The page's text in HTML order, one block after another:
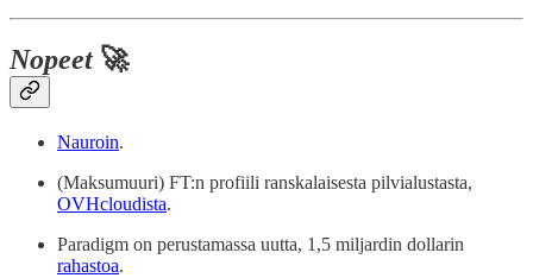
Nopeet🚀
Nauroin.
(Maksumuuri) FT:n profiili ranskalaisesta pilvialustasta,
OVHcloudista.
Paradigm on perustamassa uutta, 1,5 miljardin dollarin
rahastoa.